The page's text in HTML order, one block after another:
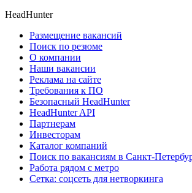
HeadHunter
Размещение вакансий
Поиск по резюме
О компании
Наши вакансии
Реклама на сайте
Требования к ПО
Безопасный HeadHunter
HeadHunter API
Партнерам
Инвесторам
Каталог компаний
Поиск по вакансиям в Санкт-
Работа рядом с метро
Сетка: соцсеть для нетворкинга